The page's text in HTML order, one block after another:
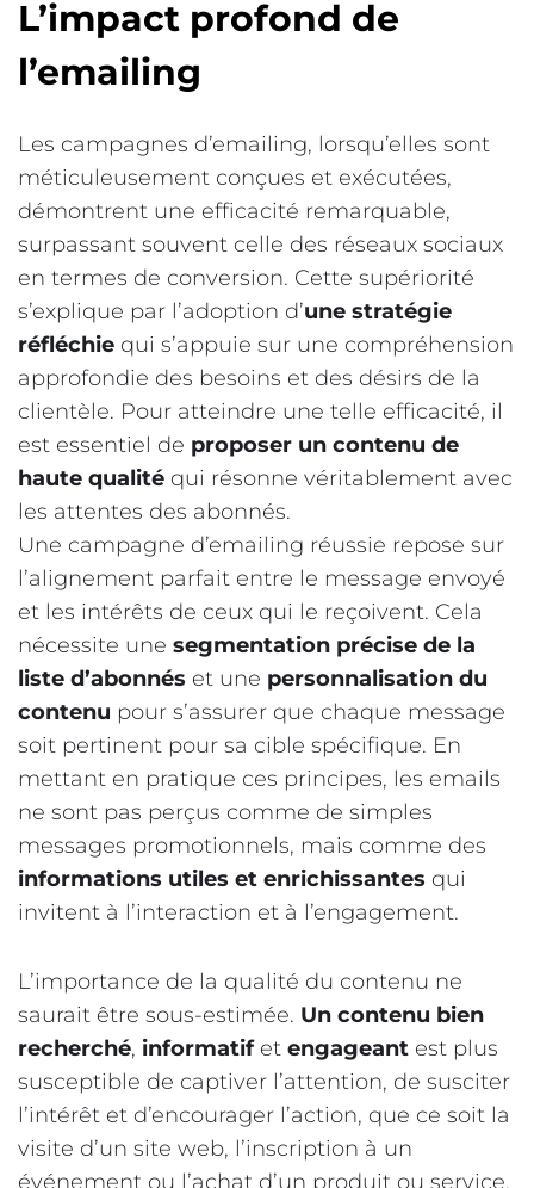
L’impact profond de
l’emailing
Les campagnes d’emailing, lorsqu’elles sont
méticuleusement conçues et exécutées,
démontrent une efficacité remarquable,
surpassant souvent celle des réseaux sociaux
en termes de conversion. Cette supériorité
s’explique par l’adoption d’une stratégie
réfléchie qui s’appuie sur une compréhension
approfondie des besoins et des désirs de la
clientèle. Pour atteindre une telle efficacité, il
est essentiel de proposer un contenu de
haute qualité qui résonne véritablement avec
les attentes des abonnés.
Une campagne d’emailing réussie repose sur
l’alignement parfait entre le message envoyé
et les intérêts de ceux qui le reçoivent. Cela
nécessite une segmentation précise de la
liste d’abonnés et une personnalisation du
contenu pour s’assurer que chaque message
soit pertinent pour sa cible spécifique. En
mettant en pratique ces principes, les emails
ne sont pas perçus comme de simples
messages promotionnels, mais comme des
informations utiles et enrichissantes qui
invitent à l’interaction et à l’engagement.
L’importance de la qualité du contenu ne
saurait être sous-estimée. Un contenu bien
recherché, informatifet engageant est plus
susceptible de captiver l’attention, de susciter
l’intérêt et d’encourager l’action, que ce soit la
visite d’un site web, l’inscription à un
événement ou l’achat d’un produit ou service.